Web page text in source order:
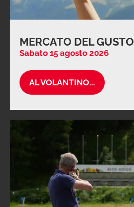
MERCATO DEL GUSTO
Sabato 15 agosto 2026
AL VOLANTINO...